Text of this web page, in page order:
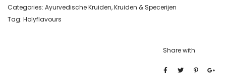
Categories: Ayurvedische Kruiden,Kruiden & Specerijen
Tag: Holyflavours
Share with